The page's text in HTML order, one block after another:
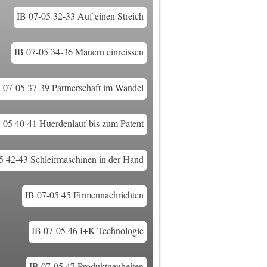
IB 07-05 32-33 Auf einen Streich
IB 07-05 34-36 Mauern einreissen
05 37-39 Partnerschaft im Wandel
40-41 Huerdenlauf bis zum Patent
42-43 Schleifmaschinen in der Hand
IB 07-05 45 Firmennachrichten
IB 07-05 46 I+K-Technologie